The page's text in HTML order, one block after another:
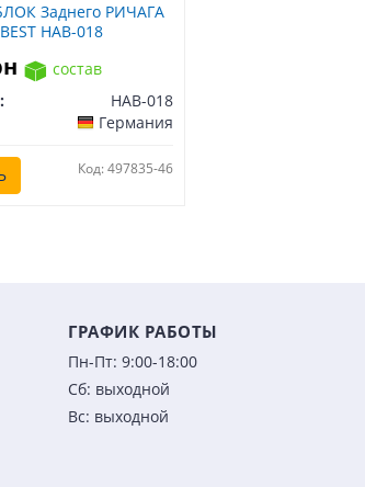
Заднего РИЧАГА
HAB-018
состав
HAB-018
Германия
Код: 497835-46
ГРАФИК РАБОТЫ
Пн-Пт: 9:00-18:00
Сб: выходной
Вс: выходной